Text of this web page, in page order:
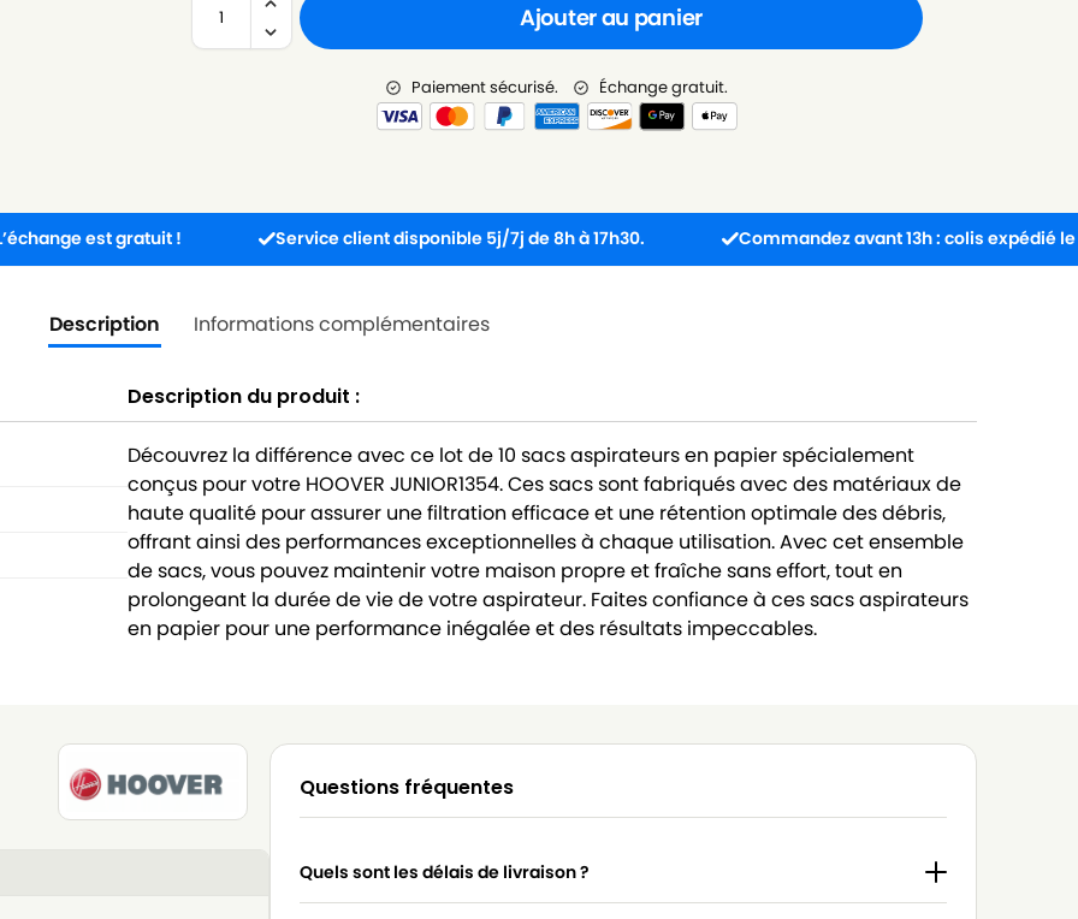
Ajouter au panier
Paiement sécurisé. Échange gratuit.
est gratuit ! Service client disponible 5j/7j de 8h à 17h30. Commandez avant 13h : colis expédié le jour
Description Informations complémentaires
Description du produit :
Découvrez la différence avec ce lot de 10 sacs aspirateurs en papier spécialement
conçus pour votre HOOVER JUNIOR1354. Ces sacs sont fabriqués avec des matériaux de
haute qualité pour assurer une filtration efficace et une rétention optimale des débris,
offrant ainsi des performances exceptionnelles à chaque utilisation. Avec cet ensemble
de sacs, vous pouvez maintenir votre maison propre et fraîche sans effort, tout en
prolongeant la durée de vie de votre aspirateur. Faites confiance à ces sacs aspirateurs
en papier pour une performance inégalée et des résultats impeccables.
Questions fréquentes
Quels sont les délais de livraison ?